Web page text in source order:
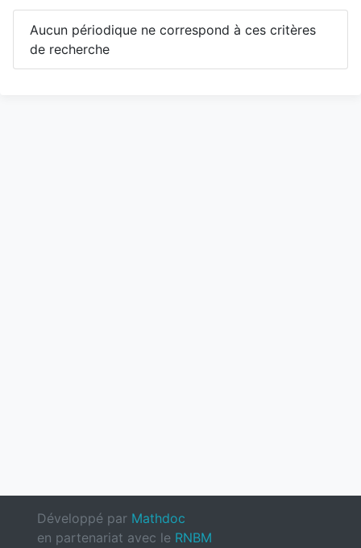
Aucun périodique ne correspond à ces critères
de recherche
Développé par Mathdoc
en partenariat avec le RNBM